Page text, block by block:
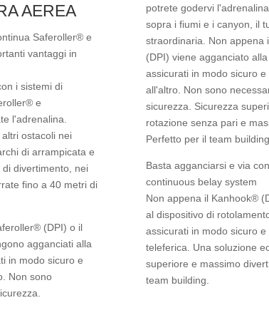
AEREA
Saferoller® e
vantaggi in
i sistemi di
e
l'adrenalina.
ostacoli nei
di arrampicata e
divertimento, nei
fino a 40 metri di
(DPI) o il
agganciati alla
in modo sicuro e
Non sono
potrete godervi
sopra i fiumi e i canyon, il
straordinaria. Non appena
(DPI) viene agganciato
assicurati in modo sicuro
all'altro. Non sono
sicurezza. Sicurezza
rotazione senza pari e
Perfetto per il team building.
Basta agganciarsi e via
continuous belay system
Non appena il Kanhook®
al dispositivo di
assicurati in modo sicuro e
teleferica. Una soluzione
superiore e massimo
team building.